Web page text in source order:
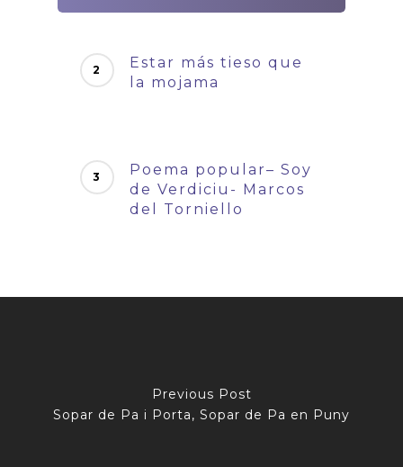
Estar más tieso que
la mojama
Poema popular– Soy
de Verdiciu- Marcos
del Torniello
Previous Post
Sopar de Pa i Porta, Sopar de Pa en Puny